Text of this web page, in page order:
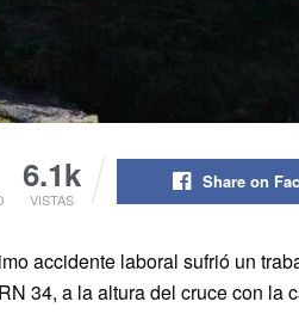
6.1k
VISTAS
Share on
accidente laboral sufrió un
34, a la altura del cruce con la